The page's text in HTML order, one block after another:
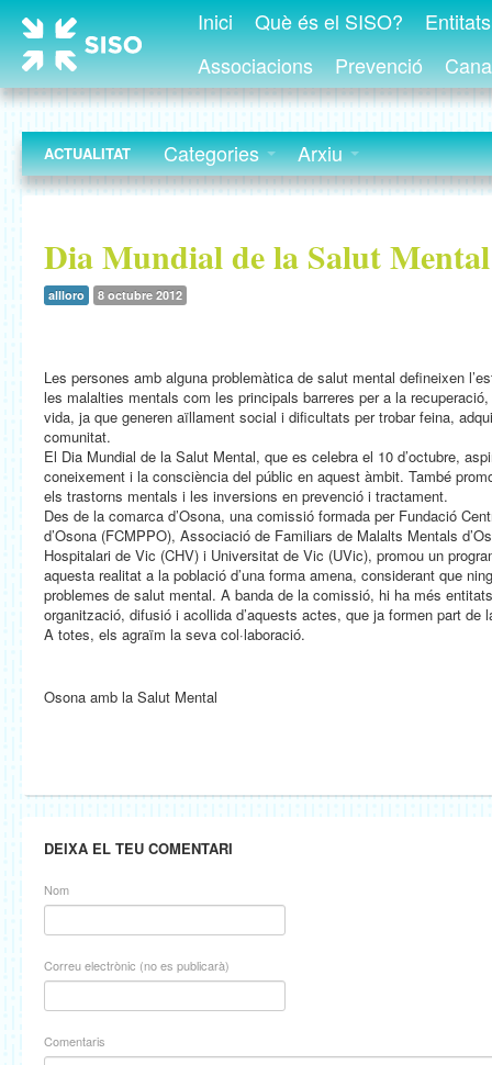
Inici Què és el SISO?
Associacions
Prevenció
ACTUALITAT Categories Arxiu
Dia Mundial de la Salut Mental
allloro 8 octubre 2012
Les persones amb alguna problemàtica de salut mental defineixen
les malalties mentals com les principals barreres per a la
vida, ja que generen aïllament social i dificultats per trobar feina,
comunitat.
El Dia Mundial de la Salut Mental, que es celebra el 10 d’octubre,
coneixement i la consciència del públic en aquest àmbit. També
els trastorns mentals i les inversions en prevenció i tractament.
Des de la comarca d’Osona, una comissió formada per Fundació
d’Osona (FCMPPO), Associació de Familiars de Malalts Mentals
Hospitalari de Vic (CHV) i Universitat de Vic (UVic), promou un
aquesta realitat a la població d’una forma amena, considerant que
problemes de salut mental. A banda de la comissió, hi ha més
organització, difusió i acollida d’aquests actes, que ja formen part de
A totes, els agraïm la seva col·laboració.
Osona amb la Salut Mental
DEIXA EL TEU COMENTARI
Nom
Correu electrònic (no es publicarà)
Comentaris